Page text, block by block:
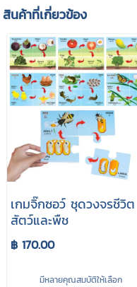
สินค้าที่เกี่ยวข้อง
เกมจิ๊กซอว์ ชุดวงจรชีวิต
สัตว์และพืช
฿ 170.00
มีหลายคุณสมบัติให้เลือก